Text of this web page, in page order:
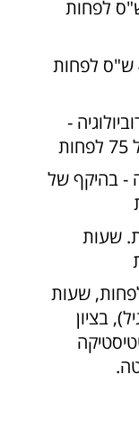
של התא - בהיקף של 4 ש"ס לפחות
ביולוגיה מולקולרית - בהיקף של 4 ש"ס לפחות
-
- בהיקף של
לפחות. שעות
של 3 ש"ס לפחות, שעות
בציון